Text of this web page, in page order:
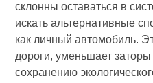
склонны оставаться в
искать альтернативные
как личный автомобиль.
дороги, уменьшает заторы
сохранению